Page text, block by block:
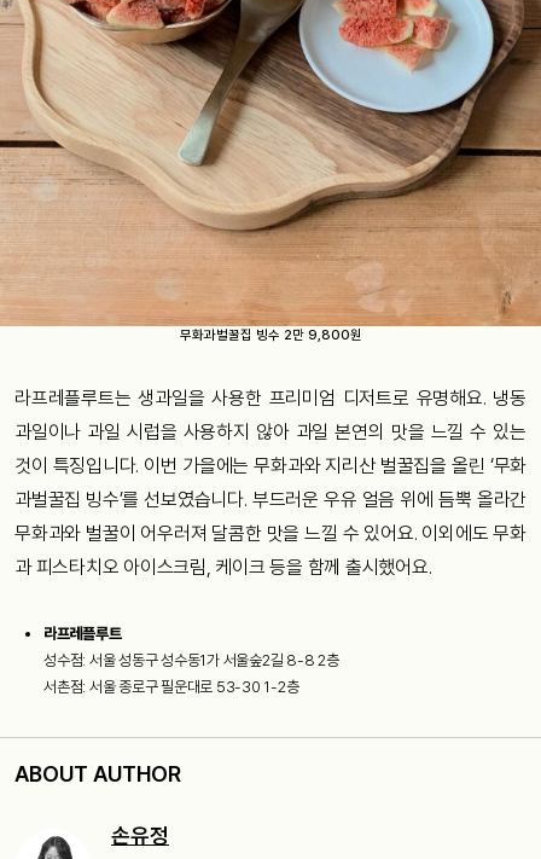
무화과벌꿀집 빙수 2만 9,800원
라프레플루트는 생과일을 사용한 프리미엄 디저트로 유명해요. 냉동
과일이나 과일 시럽을 사용하지 않아 과일 본연의 맛을 느낄 수 있는
것이 특징입니다. 이번 가을에는 무화과와 지리산 벌꿀집을 올린 ‘무화
과벌꿀집 빙수’를 선보였습니다. 부드러운 우유 얼음 위에 듬뿍 올라간
무화과와 벌꿀이 어우러져 달콤한 맛을 느낄 수 있어요. 이외에도 무화
과 피스타치오 아이스크림, 케이크 등을 함께 출시했어요.
라프레플루트
성수점: 서울 성동구 성수동1가 서울숲2길 8-8 2층
서촌점: 서울 종로구 필운대로 53-30 1-2층
ABOUT AUTHOR
손유정